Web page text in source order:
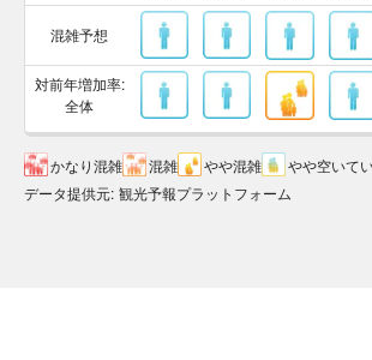
混雑予想
対前年増加率:
全体
かなり混雑 混雑 やや混雑 やや空いて
データ提供元: 観光予報プラットフォーム